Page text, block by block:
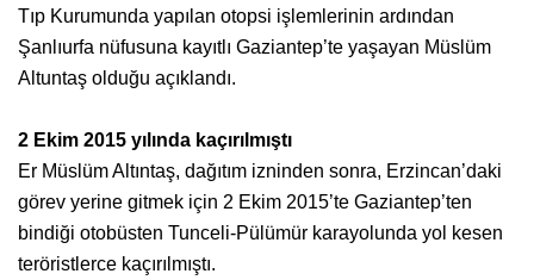
Tıp Kurumunda yapılan otopsi işlemlerinin ardından
Şanlıurfa nüfusuna kayıtlı Gaziantep’te yaşayan Müslüm
Altuntaş olduğu açıklandı.
2 Ekim 2015 yılında kaçırılmıştı
Er Müslüm Altıntaş, dağıtım izninden sonra, Erzincan’daki
görev yerine gitmek için 2 Ekim 2015’te Gaziantep’ten
bindiği otobüsten Tunceli-Pülümür karayolunda yol kesen
teröristlerce kaçırılmıştı.